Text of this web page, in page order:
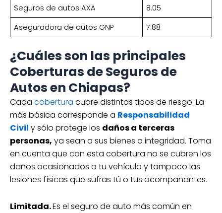
Seguros de autos AXA
8.05
Aseguradora de autos GNP
7.88
¿Cuáles son las principales
Coberturas de Seguros de
Autos en Chiapas?
Cada cobertura cubre distintos tipos de riesgo. La
más básica corresponde a Responsabilidad
Civil y sólo protege los daños a terceras
personas, ya sean a sus bienes o integridad. Toma
en cuenta que con esta cobertura no se cubren los
daños ocasionados a tu vehículo y tampoco las
lesiones físicas que sufras tú o tus acompañantes.
Limitada.Es el seguro de auto más común en